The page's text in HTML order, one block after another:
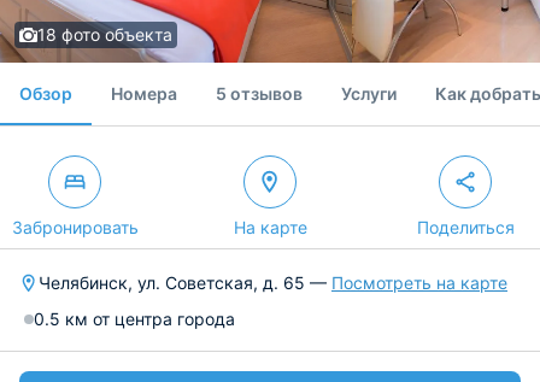
18 фото объекта
Обзор Номера 5 отзывов Услуги Как
Забронировать На карте Поделиться
Челябинск, ул. Советская, д. 65 — Посмотреть на карте
0.5 км от центра города